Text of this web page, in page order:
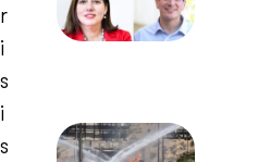
r
i
s
i
s